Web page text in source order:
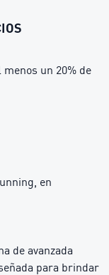
un 20% de
en
de avanzada
para brindar